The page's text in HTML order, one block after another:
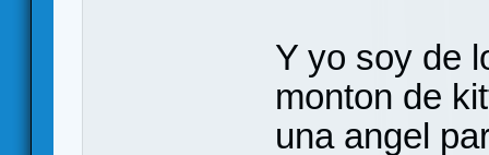
Y yo soy de
monton de
una angel